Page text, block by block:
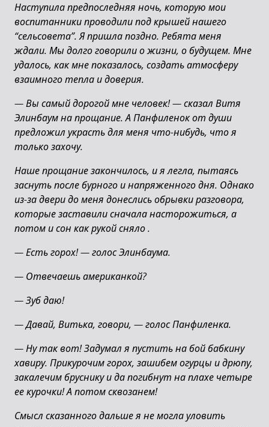
Наступила предпоследняя ночь, которую мои
воспитанники проводили под крышей нашего
“сельсовета”. Я пришла поздно. Ребята меня
ждали. Мы долго говорили о жизни, о будущем. Мне
удалось, как мне показалось, создать атмосферу
взаимного тепла и доверия.
—Вы самый дорогой мне человек!—сказал Витя
Элинбаум на прощание. А Панфиленок от души
предложил украсть для меня что-нибудь, что я
только захочу.
Наше прощание закончилось, и я легла, пытаясь
заснуть после бурного и напряженного дня. Однако
из-за двери до меня донеслись обрывки разговора,
которые заставили сначала насторожиться, а
потом и сон как рукой сняло .
—Есть горох!—голос Элинбаума.
— Отвечаешь американкой?
—Зуб даю!
—Давай, Витька, говори, —голос Панфиленка.
—Ну так вот! Задумал я пустить на бой бабкину
хавиру. Прикурочим горох, зашибем огурцы и дрюпу,
закалечим бруснику и да погибнут на плахе четыре
ее курочки! А потом сквозанем!
Смысл сказанного дальше я не могла уловить